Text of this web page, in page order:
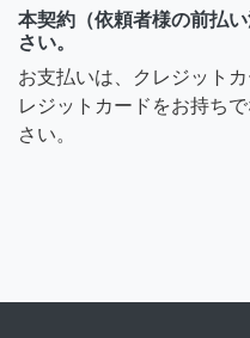
本契約（依頼者様の前払
さい。
お支払いは、クレジット
レジットカードをお持ち
さい。